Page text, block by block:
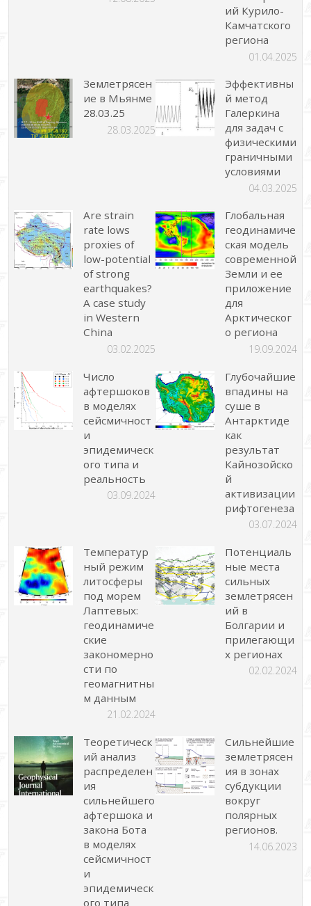
ий Курило-
Камчатского
региона
01.04.2025
Землетрясен
ие в Мьянме
28.03.25
28.03.2025
Эффективны
й метод
Галеркина
для задач с
физическими
граничными
условиями
04.03.2025
Are strain
rate lows
proxies of
low-potential
of strong
earthquakes?
A case study
in Western
China
03.02.2025
Глобальная
геодинамиче
ская модель
современной
Земли и ее
приложение
для
Арктическог
о региона
19.09.2024
Число
афтершоков
в моделях
сейсмичност
и
эпидемическ
ого типа и
реальность
03.09.2024
Глубочайшие
впадины на
суше в
Антарктиде
как
результат
Кайнозойско
й
активизации
рифтогенеза
03.07.2024
Температур
ный режим
литосферы
под морем
Лаптевых:
геодинамиче
ские
закономерно
сти по
геомагнитны
м данным
21.02.2024
Потенциаль
ные места
сильных
землетрясен
ий в
Болгарии и
прилегающи
х регионах
02.02.2024
Теоретическ
ий анализ
распределен
ия
сильнейшего
афтершока и
закона Бота
в моделях
сейсмичност
и
эпидемическ
ого типа
Сильнейшие
землетрясен
ия в зонах
субдукции
вокруг
полярных
регионов.
14.06.2023